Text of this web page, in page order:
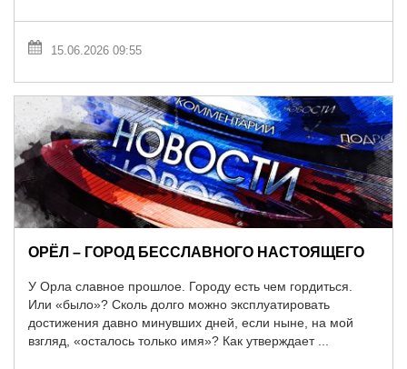
15.06.2026 09:55
ОРЁЛ – ГОРОД БЕССЛАВНОГО НАСТОЯЩЕГО
У Орла славное прошлое. Городу есть чем гордиться.
Или «было»? Сколь долго можно эксплуатировать
достижения давно минувших дней, если ныне, на мой
взгляд, «осталось только имя»? Как утверждает ...